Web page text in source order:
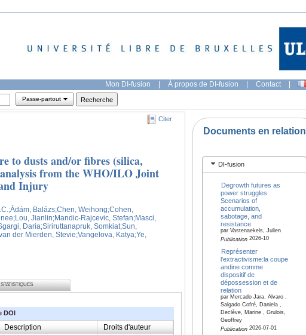
Mon DI-fusion | À propos de DI-fusion | Contact |
Passe-partout
Citer
to dusts and/or fibres (silica,
analysis from the WHO/ILO Joint
Injury
;Ádám, Balázs;Chen, Weihong;Cohen,
;Lou, Jianlin;Mandic-Rajcevic, Stefan;Masci,
Daria;Siriruttanapruk, Somkiat;Sun,
der Mierden, Stevie;Vangelova, Katya;Ye,
STATISTIQUES
DOI
Description Droits d'auteur
Documents en relation
DI-fusion
Degrowth futures as
power struggles:
Scenarios of
accumulation,
sabotage, and
resistance
par Vastenaekels, Julien
Publication2026-10
Représenter
l'extractivisme:la coupe
andine comme
dispositif de
dépossession et de
relation
par Mercado Jara, Alvaro ,
Salgado Cofré, Daniela ,
Declève, Marine , Grulois,
Geoffrey
Publication2026-07-01